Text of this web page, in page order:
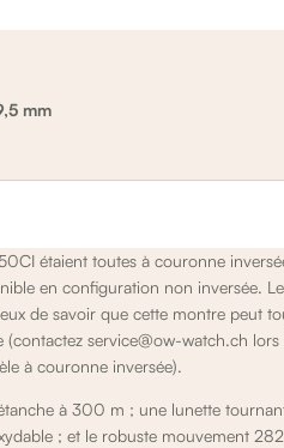
mm
étaient toutes à couronne
en configuration non inversée.
de savoir que cette montre peut
(contactez service@ow-watch.ch
à couronne inversée).
à 300 m ; une lunette
; et le robuste mouvement